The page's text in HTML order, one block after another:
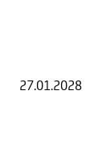
27.01.2028